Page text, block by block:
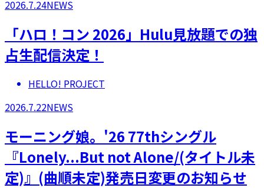
2026.7.24NEWS
「ハロ！コン 2026」Hulu見放題での独
占生配信決定！
HELLO! PROJECT
2026.7.22NEWS
モーニング娘。'26 77thシングル
『Lonely...But not Alone/(タイトル未
定)』(曲順未定)発売日変更のお知らせ